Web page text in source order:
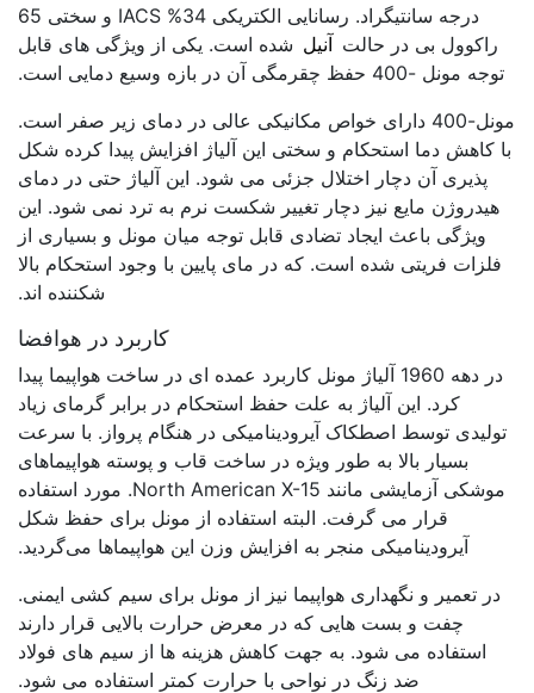
درجه سانتیگراد. رسانایی الکتریکی 34% IACS و سختی 65
راکوول بی در حالت آنیل شده است. یکی از ویژگی های قابل
توجه مونل -400 حفظ چقرمگی آن در بازه وسیع دمایی است.
مونل-400 دارای خواص مکانیکی عالی در دمای زیر صفر است.
با کاهش دما استحکام و سختی این آلیاژ افزایش پیدا کرده شکل
پذیری آن دچار اختلال جزئی می شود. این آلیاژ حتی در دمای
هیدروژن مایع نیز دچار تغییر شکست نرم به ترد نمی شود. این
ویژگی باعث ایجاد تضادی قابل توجه میان مونل و بسیاری از
فلزات فریتی شده است. که در مای پایین با وجود استحکام بالا
شکننده اند.
کاربرد در هوافضا
در دهه 1960 آلیاژ مونل کاربرد عمده ای در ساخت هواپیما پیدا
کرد. این آلیاژ به علت حفظ استحکام در برابر گرمای زیاد
تولیدی توسط اصطکاک آیرودینامیکی در هنگام پرواز. با سرعت
بسیار بالا به طور ویژه در ساخت قاب و پوسته هواپیماهای
موشکی آزمایشی مانند North American X-15. مورد استفاده
قرار می گرفت. البته استفاده از مونل برای حفظ شکل
آیرودینامیکی منجر به افزایش وزن این هواپیماها می‌گردید.
در تعمیر و نگهداری هواپیما نیز از مونل برای سیم کشی ایمنی.
چفت و بست هایی که در معرض حرارت بالایی قرار دارند
استفاده می شود. به جهت کاهش هزینه ها از سیم های فولاد
ضد زنگ در نواحی با حرارت کمتر استفاده می شود.